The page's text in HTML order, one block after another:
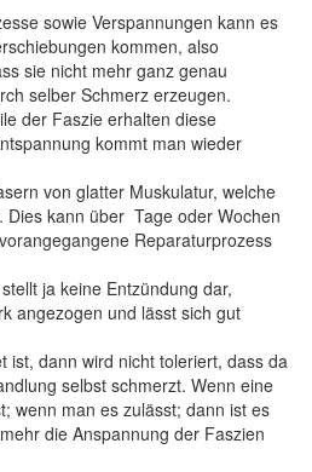
sowie Verspannungen kann es
kommen, also
sie nicht mehr ganz genau
selber Schmerz erzeugen.
der Faszie erhalten diese
kommt man wieder
von glatter Muskulatur, welche
Dies kann über Tage oder Wochen
Reparaturprozess
ja keine Entzündung dar,
angezogen und lässt sich gut
ist, dann wird nicht toleriert, dass da
selbst schmerzt. Wenn eine
wenn man es zulässt; dann ist es
die Anspannung der Faszien